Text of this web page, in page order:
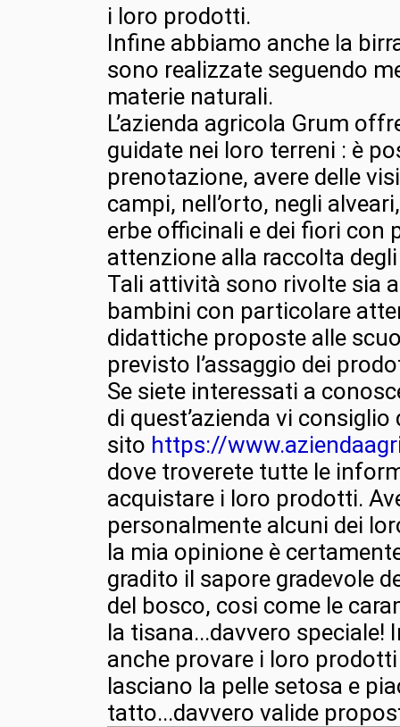
i loro prodotti.
Infine abbiamo anche la
sono realizzate seguendo
materie naturali.
L’azienda agricola Grum
guidate nei loro terreni : è
prenotazione, avere delle
campi, nell’orto, negli
erbe officinali e dei fiori con
attenzione alla raccolta
Tali attività sono rivolte sia
bambini con particolare
didattiche proposte alle
previsto l’assaggio dei
Se siete interessati a
di quest’azienda vi
sito https://
dove troverete tutte le
acquistare i loro prodotti.
personalmente alcuni dei
la mia opinione è
gradito il sapore gradevole
del bosco, cosi come le
la tisana...davvero
anche provare i loro
lasciano la pelle setosa e
tatto...davvero valide